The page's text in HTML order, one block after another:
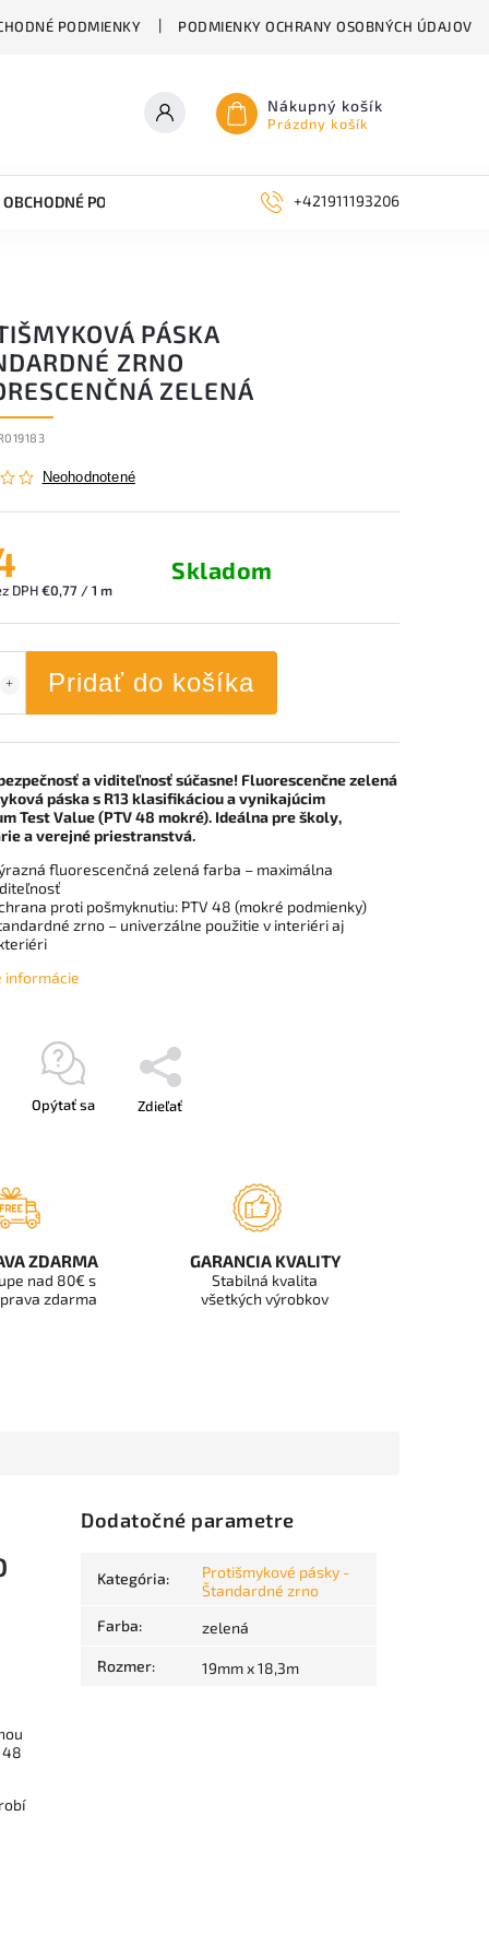
PODMIENKY PODMIENKY OCHRANY OSOBNÝCH ÚDAJOV
Nákupný košík
Prázdny košík
OBCHODNÉ PODMIENKY KONTAKTY BLOG
+421911193206
PÁSKA
ZRNO
ZELENÁ
Neohodnotené
DPH€0,77 / 1 m
Skladom
Pridať do košíka
a viditeľnosť súčasne! Fluorescenčne zelená
páska s R13 klasifikáciou a vynikajúcim
Test Value (PTV 48 mokré). Ideálna pre školy,
a verejné priestranstvá.
fluorescenčná zelená farba – maximálna
proti pošmyknutiu: PTV 48 (mokré podmienky)
zrno – univerzálne použitie v interiéri aj
informácie
Opýtať sa Zdieľať
ZDARMA
nad 80€ s
zdarma
GARANCIA KVALITY
Stabilná kvalita
všetkých výrobkov
48
Dodatočné parametre
Kategória:
Protišmykové pásky -
Štandardné zrno
Farba: zelená
Rozmer: 19mm x 18,3m